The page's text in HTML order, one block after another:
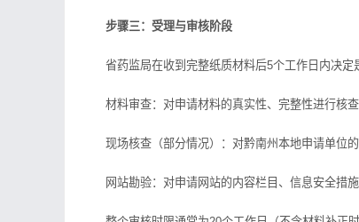
步骤三：受理与审核阶段
省药监局在收到完整纸质材料后5个工作日内决定
材料审查：对申请材料的真实性、完整性进行核查
现场核查（部分情况）：对黔南州本地申请单位的
网站勘验：对申请网站的内容栏目、信息安全措施